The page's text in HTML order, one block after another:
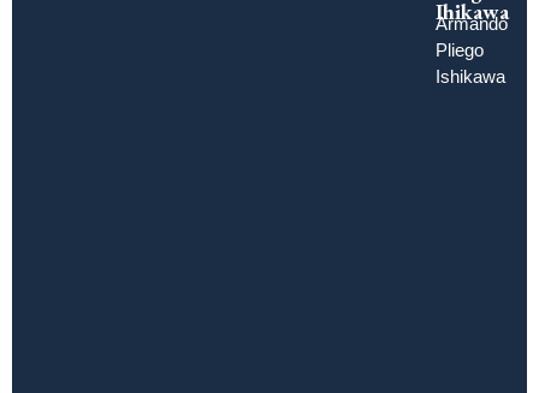
Ihikawa
Armando
Pliego
Ishikawa